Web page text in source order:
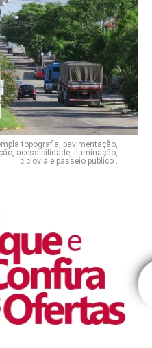
topografia, pavimentação,
acessibilidade, iluminação,
ciclovia e passeio público .